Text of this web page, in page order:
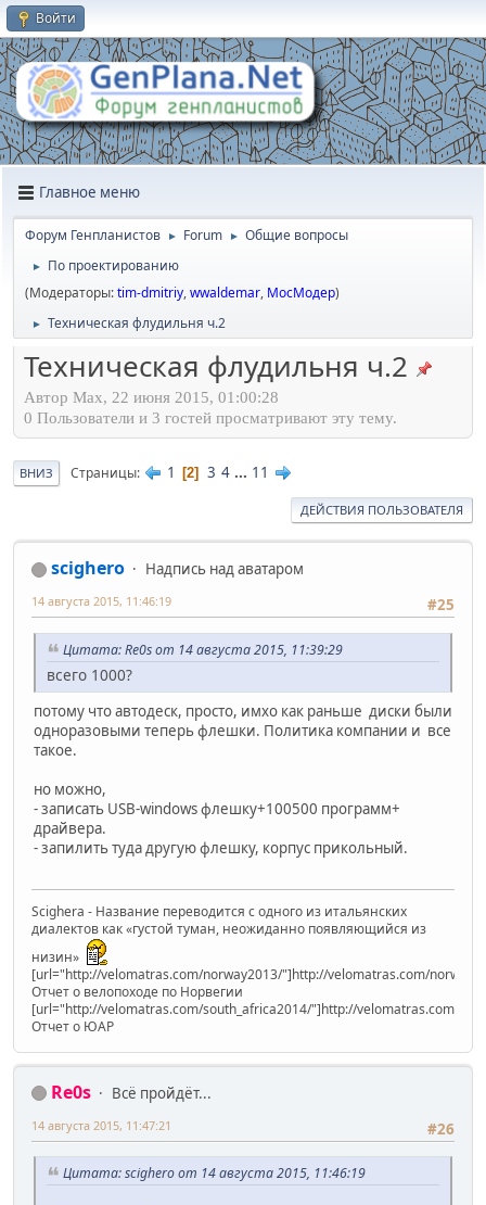
Войти
Главное меню
Форум Генпланистов ► Forum ► Общие вопросы
►
По проектированию
(Модераторы:tim-dmitriy,wwaldemar, МосМодер)
► Техническая флудильня ч.2
Техническая флудильня ч.2
Автор Max, 22 июня 2015, 01:00:28
0 Пользователи и 3 гостей просматривают эту тему.
ВНИЗ Страницы 1 2 3 4 ... 11
ДЕЙСТВИЯ ПОЛЬЗОВАТЕЛЯ
scighero
Надпись над аватаром
#25
14 августа 2015, 11:46:19
Цитата: Re0s от 14 августа 2015, 11:39:29
всего 1000?
потому что автодеск, просто, имхо как раньше диски были
одноразовыми теперь флешки. Политика компании и все
такое.
но можно,
- записать USB-windows флешку+100500 программ+
драйвера.
- запилить туда другую флешку, корпус прикольный.
Scighera - Название переводится с одного из итальянских
диалектов как «густой туман, неожиданно появляющийся из
низин»
[url="http://velomatras.com/norway2013/"]http://velomatras.com/
Отчет о велопоходе по Норвегии
[url="http://velomatras.com/south_africa2014/"]http://velomatras.com/
Отчет о ЮАР
Re0s
Всё пройдёт...
#26
14 августа 2015, 11:47:21
Цитата: scighero от 14 августа 2015, 11:46:19